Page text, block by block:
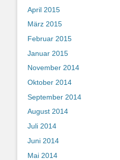
April 2015
März 2015
Februar 2015
Januar 2015
November 2014
Oktober 2014
September 2014
August 2014
Juli 2014
Juni 2014
Mai 2014